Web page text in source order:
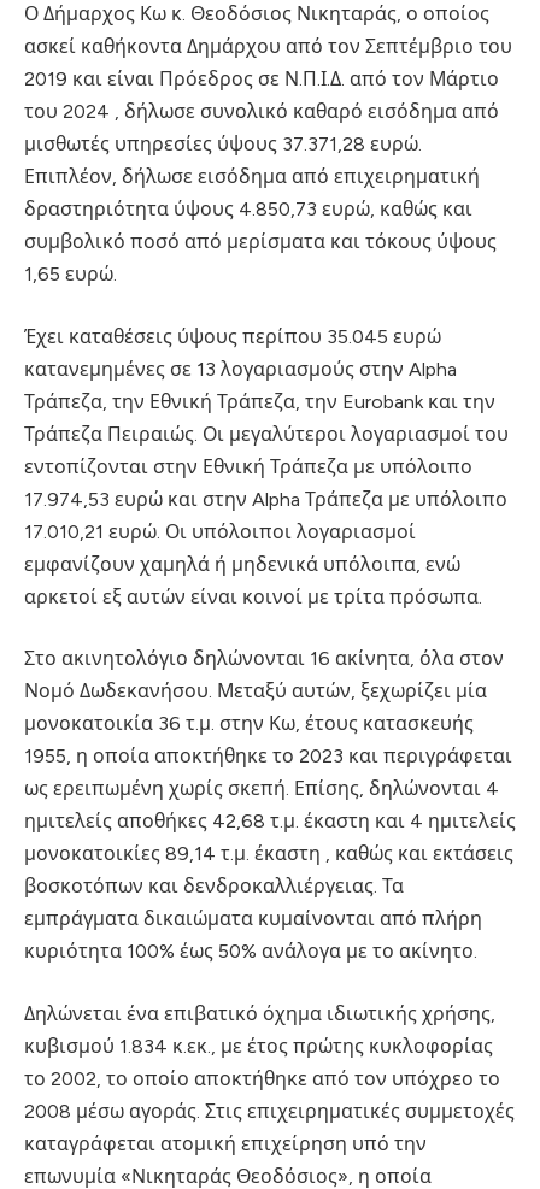
Ο Δήμαρχος Κω κ. Θεοδόσιος Νικηταράς, ο οποίος
ασκεί καθήκοντα Δημάρχου από τον Σεπτέμβριο του
2019 και είναι Πρόεδρος σε Ν.Π.Ι.Δ. από τον Μάρτιο
του 2024 , δήλωσε συνολικό καθαρό εισόδημα από
μισθωτές υπηρεσίες ύψους 37.371,28 ευρώ.
Επιπλέον, δήλωσε εισόδημα από επιχειρηματική
δραστηριότητα ύψους 4.850,73 ευρώ, καθώς και
συμβολικό ποσό από μερίσματα και τόκους ύψους
1,65 ευρώ.
Έχει καταθέσεις ύψους περίπου 35.045 ευρώ
κατανεμημένες σε 13 λογαριασμούς στην Alpha
Τράπεζα, την Εθνική Τράπεζα, την Eurobank και την
Τράπεζα Πειραιώς Οι μεγαλύτεροι λογαριασμοί του
εντοπίζονται στην Εθνική Τράπεζα με υπόλοιπο
17.974,53 ευρώ και στην Alpha Τράπεζα με υπόλοιπο
17.010,21 ευρώ Οι υπόλοιποι λογαριασμοί
εμφανίζουν χαμηλά ή μηδενικά υπόλοιπα, ενώ
αρκετοί εξ αυτών είναι κοινοί με τρίτα πρόσωπα
Στο ακινητολόγιο δηλώνονται 16 ακίνητα, όλα στον
Νομό Δωδεκανήσου. Μεταξύ αυτών, ξεχωρίζει μία
μονοκατοικία 36 τ.μ. στην Κω, έτους κατασκευής
1955, η οποία αποκτήθηκε το 2023 και περιγράφεται
ως ερειπωμένη χωρίς σκεπή. Επίσης, δηλώνονται 4
ημιτελείς αποθήκες 42,68 τ.μ. έκαστη και 4 ημιτελείς
μονοκατοικίες 89,14 τ.μ. έκαστη , καθώς και εκτάσεις
βοσκοτόπων και δενδροκαλλιέργειας. Τα
εμπράγματα δικαιώματα κυμαίνονται από πλήρη
κυριότητα 100% έως 50% ανάλογα με το ακίνητο.
Δηλώνεται ένα επιβατικό όχημα ιδιωτικής χρήσης,
κυβισμού 1.834 κ.εκ., με έτος πρώτης κυκλοφορίας
το 2002, το οποίο αποκτήθηκε από τον υπόχρεο το
2008 μέσω αγοράς Στις επιχειρηματικές συμμετοχές
καταγράφεται ατομική επιχείρηση υπό την
επωνυμία «Νικηταράς Θεοδόσιος», η οποία